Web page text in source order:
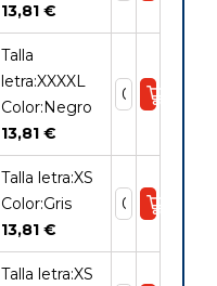
13,81 €
Talla
letra:XXXXL
Color:Negro
13,81 €
Talla letra:XS
Color:Gris
13,81 €
Talla letra:XS